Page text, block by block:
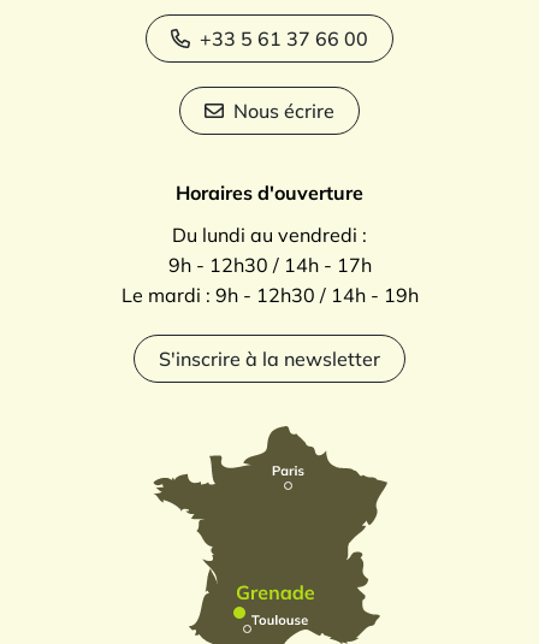
+33 5 61 37 66 00
Nous écrire
Horaires d'ouverture
Du lundi au vendredi :
9h - 12h30 / 14h - 17h
Le mardi : 9h - 12h30 / 14h - 19h
S'inscrire à la newsletter